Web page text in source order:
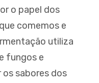
o papel dos
comemos e
utiliza
fungos e
sabores dos